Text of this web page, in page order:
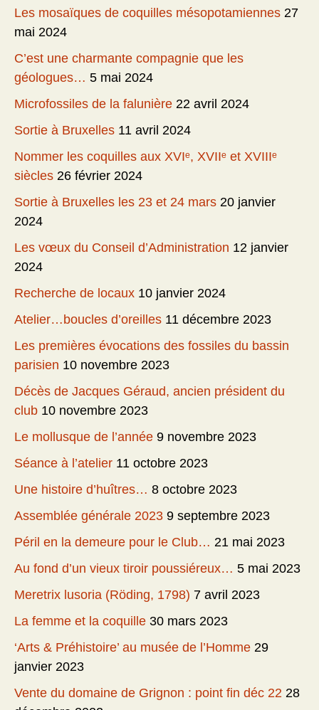
Les mosaïques de coquilles mésopotamiennes 27
mai 2024
C’est une charmante compagnie que les
géologues… 5 mai 2024
Microfossiles de la falunière 22 avril 2024
Sortie à Bruxelles 11 avril 2024
Nommer les coquilles aux XVIᵉ, XVIIᵉ et XVIIIᵉ
siècles 26 février 2024
Sortie à Bruxelles les 23 et 24 mars 20 janvier
2024
Les vœux du Conseil d’Administration 12 janvier
2024
Recherche de locaux 10 janvier 2024
Atelier…boucles d’oreilles 11 décembre 2023
Les premières évocations des fossiles du bassin
parisien 10 novembre 2023
Décès de Jacques Géraud, ancien président du
club 10 novembre 2023
Le mollusque de l’année 9 novembre 2023
Séance à l’atelier 11 octobre 2023
Une histoire d’huîtres… 8 octobre 2023
Assemblée générale 2023 9 septembre 2023
Péril en la demeure pour le Club… 21 mai 2023
Au fond d’un vieux tiroir poussiéreux… 5 mai 2023
Meretrix lusoria (Röding, 1798) 7 avril 2023
La femme et la coquille 30 mars 2023
‘Arts & Préhistoire’ au musée de l’Homme 29
janvier 2023
Vente du domaine de Grignon : point fin déc 22 28